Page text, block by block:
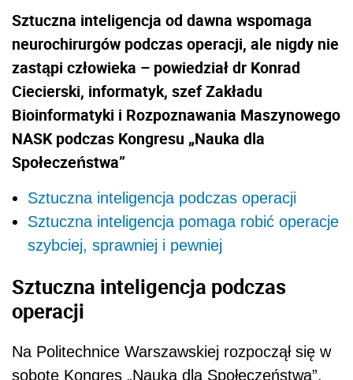
Sztuczna inteligencja od dawna wspomaga
neurochirurgów podczas operacji, ale nigdy nie
zastąpi człowieka – powiedział dr Konrad
Ciecierski, informatyk, szef Zakładu
Bioinformatyki i Rozpoznawania Maszynowego
NASK podczas Kongresu „Nauka dla
Społeczeństwa”
Sztuczna inteligencja podczas operacji
Sztuczna inteligencja pomaga robić operacje
szybciej, sprawniej i pewniej
Sztuczna inteligencja podczas
operacji
Na Politechnice Warszawskiej rozpoczął się w
sobotę Kongres „Nauka dla Społeczeństwa”.